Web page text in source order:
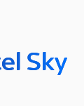
Sky